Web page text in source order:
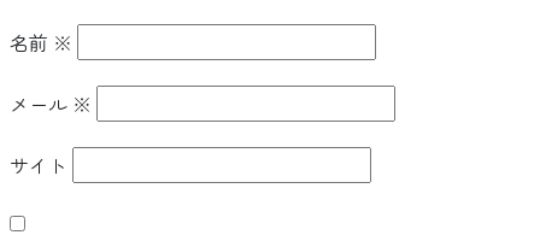
名前 ※
メール ※
サイト